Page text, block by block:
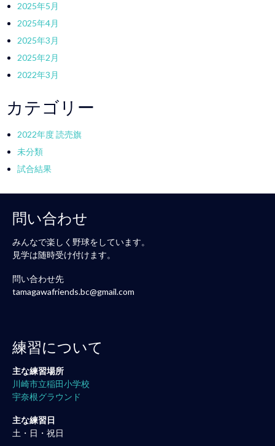
2025年5月
2025年4月
2025年3月
2025年2月
2022年3月
カテゴリー
2022年度 読売旗
未分類
試合結果
問い合わせ
みんなで楽しく野球をしています。
見学は随時受け付けます。
問い合わせ先
tamagawafriends.bc@gmail.com
練習について
主な練習場所
川崎市立稲田小学校
宇奈根グラウンド
主な練習日
土・日・祝日